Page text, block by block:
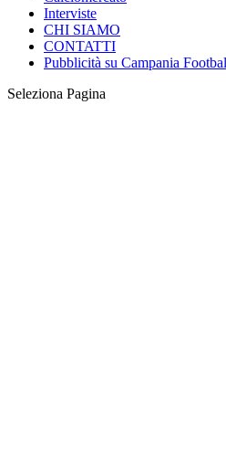
Interviste
CHI SIAMO
CONTATTI
Pubblicità su Campania
Seleziona Pagina